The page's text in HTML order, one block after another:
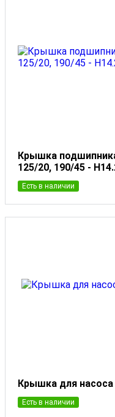
Крышка
125/20, 190/45 -
Есть в наличии
Крышка для насоса
Есть в наличии